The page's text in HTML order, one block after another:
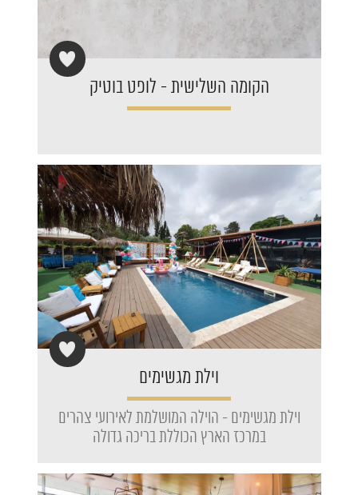
הקומה השלישית - לופט בוטיק
וילת מגשימים
וילת מגשימים - הוילה המושלמת לאירועי צהרים
במרכז הארץ הכוללת בריכה גדולה